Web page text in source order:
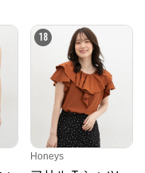
18
Honeys